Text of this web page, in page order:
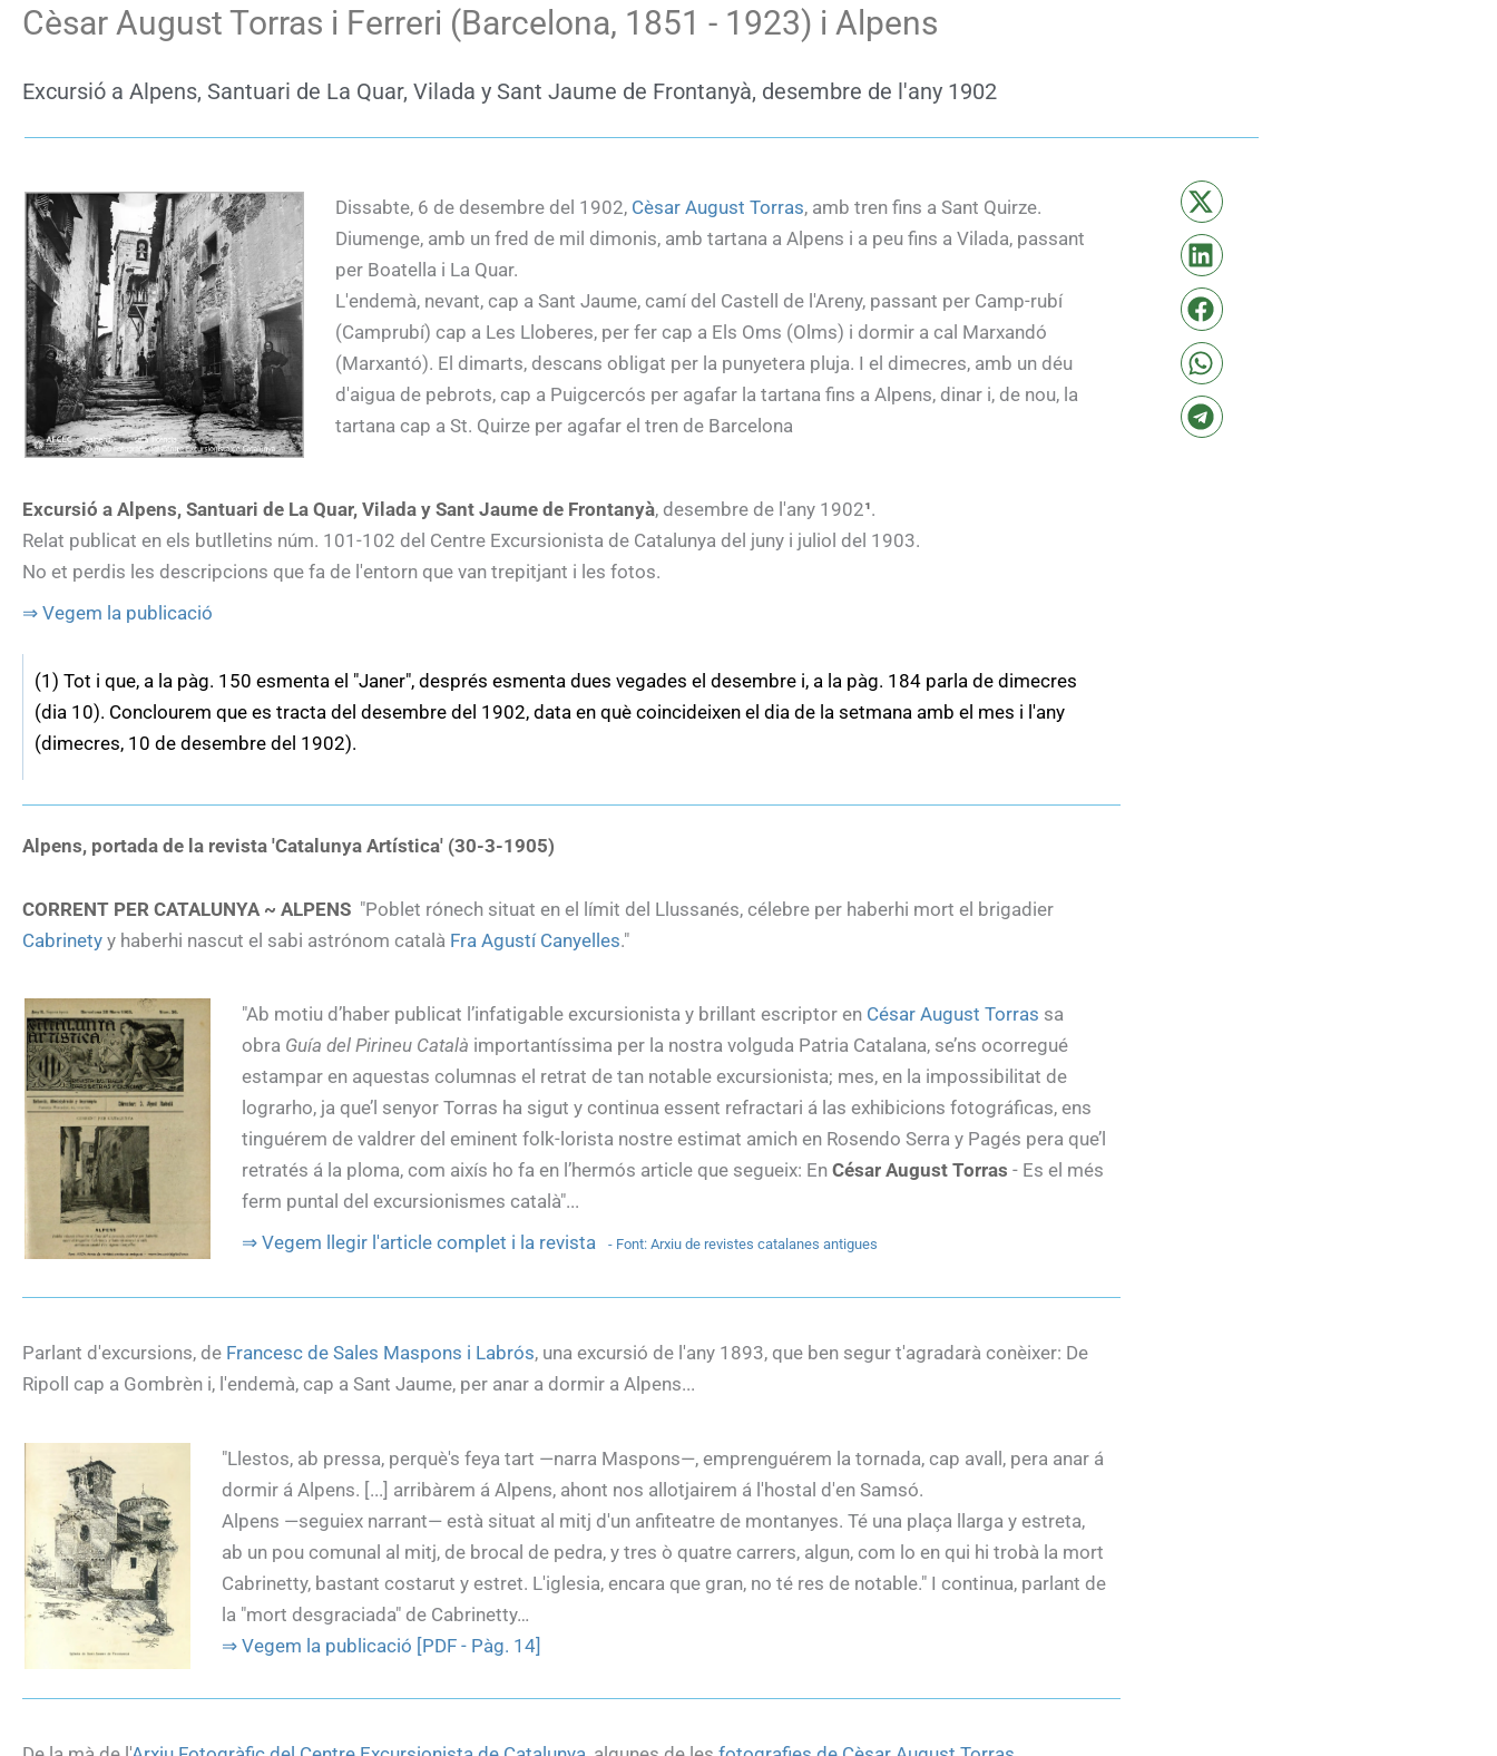
Cèsar August Torras i Ferreri (Barcelona, 1851 - 1923) i Alpens
Excursió a Alpens, Santuari de La Quar, Vilada y Sant Jaume de Frontanyà, desembre de l'any 1902
Dissabte, 6 de desembre del 1902, Cèsar August Torras, amb tren fins a Sant Quirze.
Diumenge, amb un fred de mil dimonis, amb tartana a Alpens i a peu fins a Vilada, passant
per Boatella i La Quar.
L'endemà, nevant, cap a Sant Jaume, camí del Castell de l'Areny, passant per Camp-rubí
(Camprubí) cap a Les Lloberes, per fer cap a Els Oms (Olms) i dormir a cal Marxandó
(Marxantó). El dimarts, descans obligat per la punyetera pluja. I el dimecres, amb un déu
d'aigua de pebrots, cap a Puigcercós per agafar la tartana fins a Alpens, dinar i, de nou, la
tartana cap a St. Quirze per agafar el tren de Barcelona
Excursió a Alpens, Santuari de La Quar, Vilada y Sant Jaume de Frontanyà, desembre de l'any 1902¹.
Relat publicat en els butlletins núm. 101-102 del Centre Excursionista de Catalunya del juny i juliol del 1903.
No et perdis les descripcions que fa de l'entorn que van trepitjant i les fotos.
⇒ Vegem la publicació
(1) Tot i que, a la pàg. 150 esmenta el "Janer", després esmenta dues vegades el desembre i, a la pàg. 184 parla de dimecres
(dia 10). Conclourem que es tracta del desembre del 1902, data en què coincideixen el dia de la setmana amb el mes i l'any
(dimecres, 10 de desembre del 1902).
Alpens, portada de la revista 'Catalunya Artística' (30-3-1905)
CORRENT PER CATALUNYA ~ ALPENS "Poblet rónech situat en el límit del Llussanés, célebre per haberhi mort el brigadier
Cabrinety y haberhi nascut el sabi astrónom català Fra Agustí Canyelles."
"Ab motiu d’haber publicat l’infatigable excursionista y brillant escriptor en César August Torras sa
obra Guía del Pirineu Català importantíssima per la nostra volguda Patria Catalana, se’ns ocorregué
estampar en aquestas columnas el retrat de tan notable excursionista; mes, en la impossibilitat de
lograrho, ja que’l senyor Torras ha sigut y continua essent refractari á las exhibicions fotográficas, ens
tinguérem de valdrer del eminent folk-lorista nostre estimat amich en Rosendo Serra y Pagés pera que’l
retratés á la ploma, com aixís ho fa en l’hermós article que segueix: En César August Torras - Es el més
ferm puntal del excursionismes català"...
⇒ Vegem llegir l'article complet i la revista
- Font: Arxiu de revistes catalanes antigues
Parlant d'excursions, de Francesc de Sales Maspons i Labrós, una excursió de l'any 1893, que ben segur t'agradarà conèixer: De
Ripoll cap a Gombrèn i, l'endemà, cap a Sant Jaume, per anar a dormir a Alpens...
"Llestos, ab pressa, perquè's feya tart —narra Maspons—, emprenguérem la tornada, cap avall, pera anar á
dormir á Alpens. [...] arribàrem á Alpens, ahont nos allotjairem á l'hostal d'en Samsó.
Alpens —seguiex narrant— està situat al mitj d'un anfiteatre de montanyes. Té una plaça llarga y estreta,
ab un pou comunal al mitj, de brocal de pedra, y tres ò quatre carrers, algun, com lo en qui hi trobà la mort
Cabrinetty, bastant costarut y estret. L'iglesia, encara que gran, no té res de notable." I continua, parlant de
la "mort desgraciada" de Cabrinetty…
⇒ Vegem la publicació [PDF - Pàg. 14]